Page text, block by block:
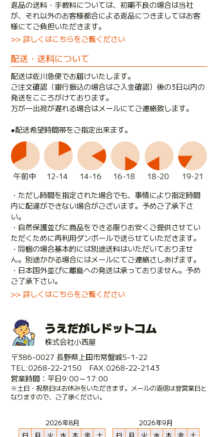
返品の送料・手数料については、初期不良の場合は当社
が、それ以外のお客様都合による返品につきましてはお客
様にてご負担いただきます。
>> 詳しくはこちらをご覧ください
配送・送料について
配送は佐川急便でお届けいたします。
ご注文確認（銀行振込の場合はご入金確認）後の3日以内の
発送をこころがけております。
万が一出荷が遅れる場合はメールにてご連絡致します。
●配送希望時間帯をご指定出来ます。
・ただし時間を指定された場合でも、事情により指定時間
内に配達ができない場合がございます。予めご了承下さ
い。
・自然保護並びに商品をできる限りお安くご提供させてい
ただくために再利用ダンボールで送らせていただきます。
・同梱の場合基本的には別途送料はいただいておりませ
ん。別途かかる場合にはメールにてご連絡さしあげます。
・日本国外並びに離島への発送は承っておりません。予め
ご了承下さい。
>> 詳しくはこちらをご覧ください
うえだがしドットコム
株式会社小西屋
〒386-0027 長野県上田市常盤城5-1-22
TEL:0268-22-2150 FAX:0268-22-2143
営業時間：平日9:00～17:00
※土日・祝祭日はお休みをいただきます。メールの返信は翌営業日と
なりますので、ご了承ください。
2026年8月
2026年9月